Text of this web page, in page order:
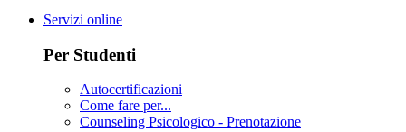
Servizi online
Per Studenti
Autocertificazioni
Come fare per...
Counseling Psicologico - Prenotazione